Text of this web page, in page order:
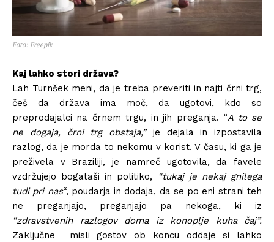
Foto: Freepik
Kaj lahko stori država?
Lah Turnšek meni, da je treba preveriti in najti črni trg,
češ da država ima moč, da ugotovi, kdo so
preprodajalci na črnem trgu, in jih preganja. “A to se
ne dogaja, črni trg obstaja,” je dejala in izpostavila
razlog, da je morda to nekomu v korist. V času, ki ga je
preživela v Braziliji, je namreč ugotovila, da favele
vzdržujejo bogataši in politiko,
“tukaj je nekaj gnilega
tudi pri nas“, poudarja in dodaja, da se po eni strani teh
ne preganjajo, preganjajo pa nekoga, ki iz
“zdravstvenih razlogov doma iz konoplje kuha čaj”.
Zaključne misli gostov ob koncu oddaje si lahko